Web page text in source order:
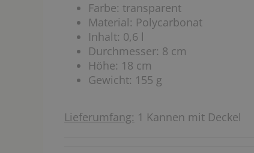
Farbe: transparent
Material: Polycarbonat
Inhalt: 0,6 l
Durchmesser: 8 cm
Höhe: 18 cm
Gewicht: 155 g
Lieferumfang: 1 Kannen mit Deckel